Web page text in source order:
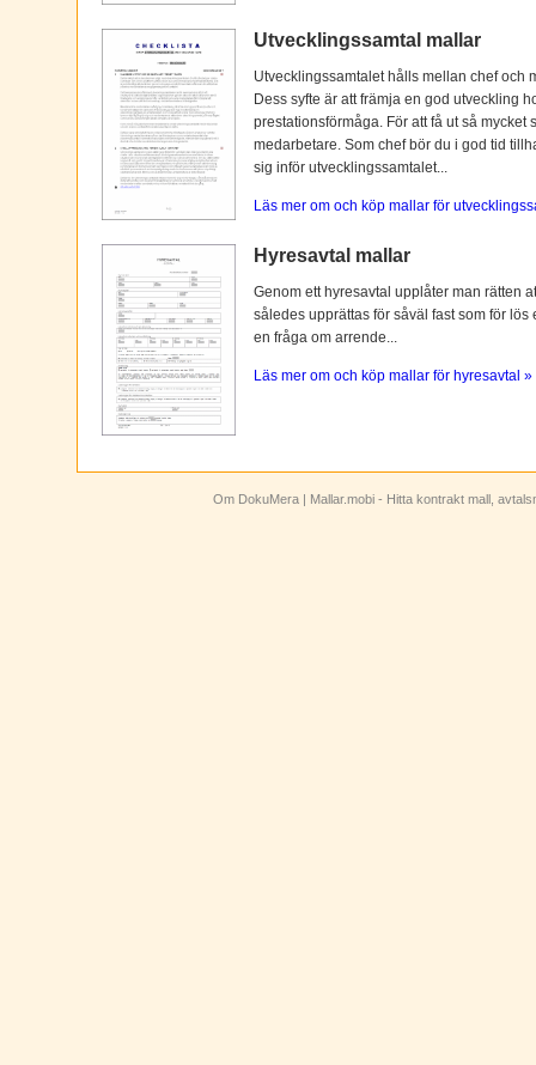
Utvecklingssamtal mallar
Utvecklingssamtalet hålls mellan chef och
Dess syfte är att främja en god utveckling
prestationsförmåga. För att få ut så
medarbetare. Som chef bör du i god tid
sig inför utvecklingssamtalet...
Läs mer om och köp mallar för
Hyresavtal mallar
Genom ett hyresavtal upplåter man rätten
således upprättas för såväl fast som för
en fråga om arrende...
Läs mer om och köp mallar för hyresavtal »
Om DokuMera | Mallar.mobi - Hitta kontrakt mall,